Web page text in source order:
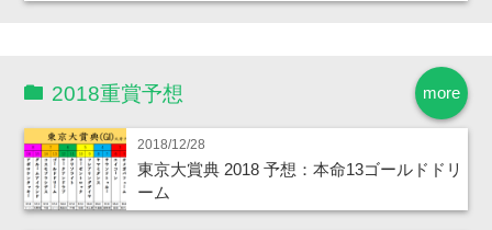
more
2018重賞予想
2018/12/28
東京大賞典 2018 予想：本命13ゴールドドリ
ーム